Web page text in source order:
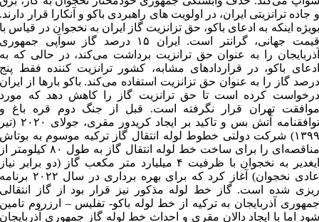
و جاده ترانزیتی ایران، در اولویت های راهبردی باکو و آنکارا قرار دارند.
بویژه اینکه به ادعای باکو، حق تزانزیت گاز ایران به نخجوان در قیاس با
قیمت جهانی، گرانتر است. ایران ۱۵ درصد گاز سوآپی جمهوری
آذربایجان را به عنوان حق ترانزیت برداشت می‌کند، در حالی که به
ادعای باکو، در قراردادهای مشابه، کشور ترانزیت کننده فقط پنج
درصد گاز را به عنوان حق تزانزیت استفاده می‌کند. باکو بارها از ایران
درخواست کرده است تا حق ترانزیت گاز را کاهش دهد که مورد
موافقت تهران قرار نگرفته است. قبل از جنگ دوم قره باغ و
توافقنامه آتش بس و تاکید بر ایجاد کریدور مقری، جولای ۲۰۲۰ (تیر
۱۳۹۹) شرکت دولتی خطوط لوله انتقال گاز ترکیه موسوم به بوتاش
مناقصه‌ای را برای ساخت خط لوله انتقال گاز به طول ۸۰ کیلومتر از
ایغدیر به نخجوان با ظرفیت ۴ میلیارد متر مکعب گاز (دو برابر نیاز
عادی نخجوان) آغاز کرد که برای بهره برداری در سال ۲۰۲۲ برنامه
ریزی شده است. گاز خط لوله مذکور نیز قرار بود از گاز انتقالی
جمهوری آذربایجان به ترکیه از خط لوله باکو- تفلیس – ارزروم تامین
شود اما با ایجاد دالان مقری و احداث خط لوله گاز جمهوری آذربایجان